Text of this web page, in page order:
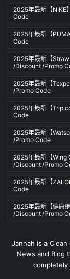
2025年最新【NIKE
Code
2025年最新【
Code
2025年最新【
/Discount /Promo
2025年最新【
/Promo Code
2025年最新【
Code
2025年最新【
/Promo Code
2025年最新【Wing
/Discount /Promo
2025年最新【
Code
2025年最新【健康
/Discount /Promo
Jannah is a
News and Blog